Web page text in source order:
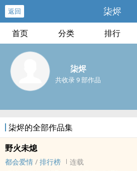
返回 柒烬
首页 分类 排行
柒烬
共收录 9 部作品
柒烬的全部作品集
野火未熄
都会爱情 / 排行榜
连载